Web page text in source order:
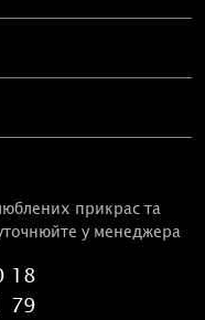
прикрас та
у менеджера
18
79